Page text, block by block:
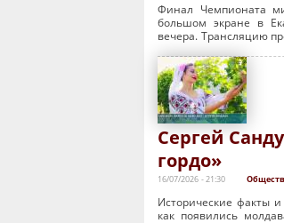
Финал Чемпионата
большом экране в
вечера. Трансляцию
Сергей
гордо»
16/07/2026 - 21:30
Исторические факты
как появились